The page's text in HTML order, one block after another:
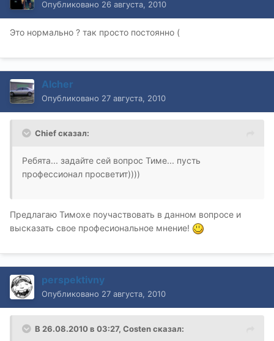
Опубликовано 26 августа, 2010
Это нормально ? так просто постоянно (
Alcher
Опубликовано 27 августа, 2010
Chief сказал:
Ребята... задайте сей вопрос Тиме... пусть
профессионал просветит))))
Предлагаю Тимохе поучаствовать в данном вопросе и
высказать свое професиональное мнение!
perspektivny
Опубликовано 27 августа, 2010
В 26.08.2010 в 03:27, Costen сказал: